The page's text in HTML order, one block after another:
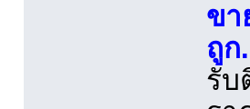
ขา
ถูก
รับ